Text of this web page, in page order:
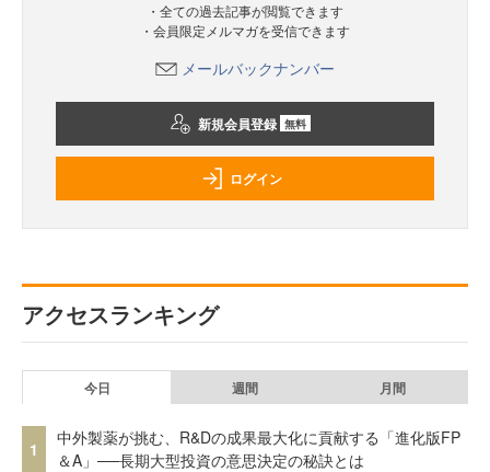
・全ての過去記事が閲覧できます
・会員限定メルマガを受信できます
メールバックナンバー
新規会員登録 無料
ログイン
アクセスランキング
今日 週間 月間
1
中外製薬が挑む、R&Dの成果最大化に貢献する「進化版FP
＆A」──長期大型投資の意思決定の秘訣とは